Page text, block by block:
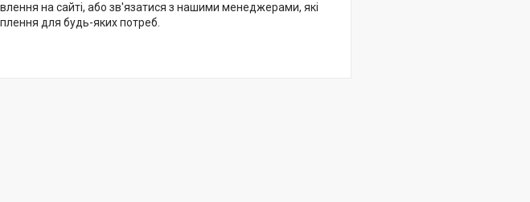
на сайті, або зв'язатися з нашими менеджерами, які
для будь-яких потреб.